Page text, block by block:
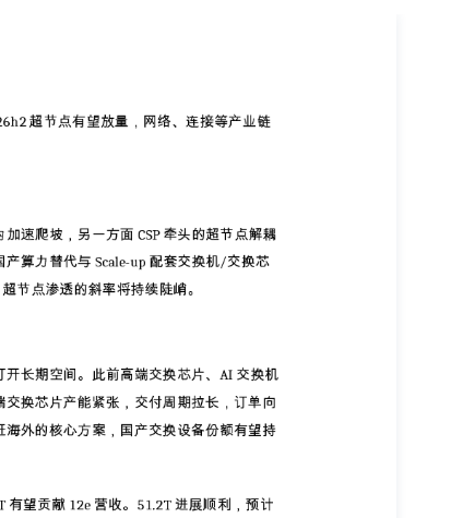
有望贡献12e营收。51.2T进展顺利，预计有望匹配国内超节点放
智算等陆续招标订单、51.2T产品正式面世时间等。 重点推荐标